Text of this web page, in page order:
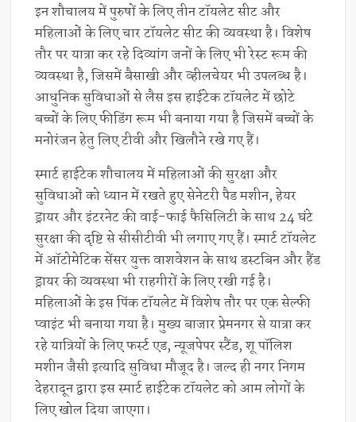
इन शौचालय में पुरुषों के लिए तीन टॉयलेट सीट और
महिलाओं के लिए चार टॉयलेट सीट की व्यवस्था है। विशेष
तौर पर यात्रा कर रहे दिव्यांग जनों के लिए भी रेस्ट रूम की
व्यवस्था है, जिसमें बैसाखी और व्हीलचेयर भी उपलब्ध है।
आधुनिक सुविधाओं से लैस इस हाईटेक टॉयलेट में छोटे
बच्चों के लिए फीडिंग रूम भी बनाया गया है जिसमें बच्चों के
मनोरंजन हेतु लिए टीवी और खिलौने रखे गए हैं।
स्मार्ट हाईटेक शौचालय में महिलाओं की सुरक्षा और
सुविधाओं को ध्यान में रखते हुए सेनेटरी पैड मशीन, हेयर
ड्रायर और इंटरनेट की वाई-फाई फैसिलिटी के साथ 24 घंटे
सुरक्षा की दृष्टि से सीसीटीवी भी लगाए गए हैं। स्मार्ट टॉयलेट
में ऑटोमेटिक सेंसर युक्त वाशवेशन के साथ डस्टबिन और हैंड
ड्रायर की व्यवस्था भी राहगीरों के लिए रखी गई है।
महिलाओं के इस पिंक टॉयलेट में विशेष तौर पर एक सेल्फी
प्वाइंट भी बनाया गया है। मुख्य बाजार प्रेमनगर से यात्रा कर
रहे यात्रियों के लिए फर्स्ट एड, न्यूजपेपर स्टैंड, शू पॉलिश
मशीन जैसी इत्यादि सुविधा मौजूद है। जल्द ही नगर निगम
देहरादून द्वारा इस स्मार्ट हाईटेक टॉयलेट को आम लोगों के
लिए खोल दिया जाएगा।